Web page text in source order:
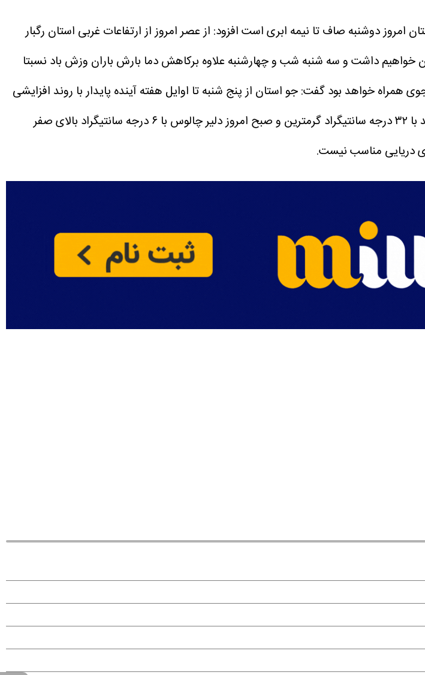
امروز دوشنبه صاف تا نیمه ابری است افزود: از عصر امروز از ارتفاعات غربی استان رگبار
خواهیم داشت و سه شنبه شب و چهارشنبه علاوه برکاهش دما بارش باران وزش باد نسبتا
همراه خواهد بود گفت: جو استان از پنج شنبه تا اوایل هفته آینده پایدار با روند افزایشی
کارشناس اداره کل هواشناسی مازندران افزود: دیروز پل سفید با ۳۲ درجه سانتیگراد گرمترین و صبح امروز دلیر چالوس با ۶ درجه سانتیگراد بالای صفر
دریایی مناسب نیست.